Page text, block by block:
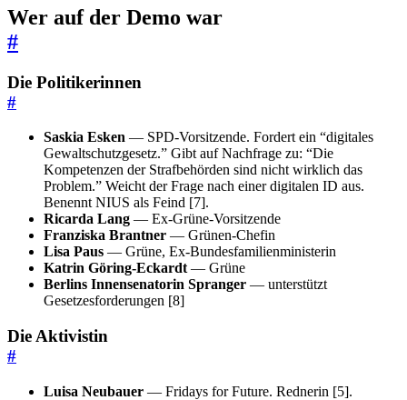
Wer auf der Demo war
#
Die Politikerinnen
#
Saskia Esken — SPD-Vorsitzende. Fordert ein “digitales
Gewaltschutzgesetz.” Gibt auf Nachfrage zu: “Die
Kompetenzen der Strafbehörden sind nicht wirklich das
Problem.” Weicht der Frage nach einer digitalen ID aus.
Benennt NIUS als Feind [7].
Ricarda Lang — Ex-Grüne-Vorsitzende
Franziska Brantner — Grünen-Chefin
Lisa Paus — Grüne, Ex-Bundesfamilienministerin
Katrin Göring-Eckardt — Grüne
Berlins Innensenatorin Spranger — unterstützt
Gesetzesforderungen [8]
Die Aktivistin
#
Luisa Neubauer — Fridays for Future. Rednerin [5].